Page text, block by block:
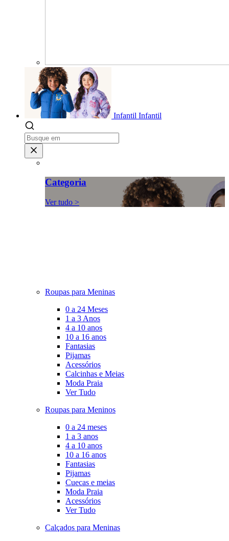
Infantil Infantil
Categoria
Ver tudo >
Roupas para Meninas
0 a 24 Meses
1 a 3 Anos
4 a 10 anos
10 a 16 anos
Fantasias
Pijamas
Acessórios
Calcinhas e Meias
Moda Praia
Ver Tudo
Roupas para Meninos
0 a 24 meses
1 a 3 anos
4 a 10 anos
10 a 16 anos
Fantasias
Pijamas
Cuecas e meias
Moda Praia
Acessórios
Ver Tudo
Calçados para Meninas